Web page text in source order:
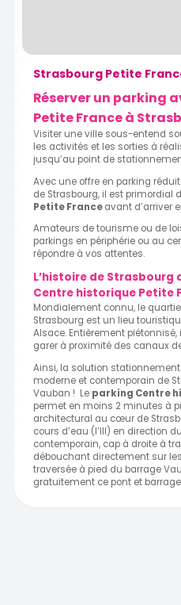
Strasbourg Petite
Réserver un parking
Petite France à
Visiter une ville sous-entend
les activités et les sorties à
jusqu’au point de
Avec une offre en parking
de Strasbourg, il est primordial
Petite Franceavant d’arriver
Amateurs de tourisme ou de
parkings en périphérie ou au
répondre à vos attentes.
L’histoire de
Centre historique Petite
Mondialement connu, le
Strasbourg est un lieu
Alsace. Entièrement piétonnisé,
garer à proximité des canaux
Ainsi, la solution
moderne et contemporain de
Vauban ! Le parking Centre
permet en moins 2 minutes à
architectural au cœur de
cours d’eau (l’Ill) en direction
contemporain, cap à droite à
débouchant directement sur
traversée à pied du barrage
gratuitement ce pont et